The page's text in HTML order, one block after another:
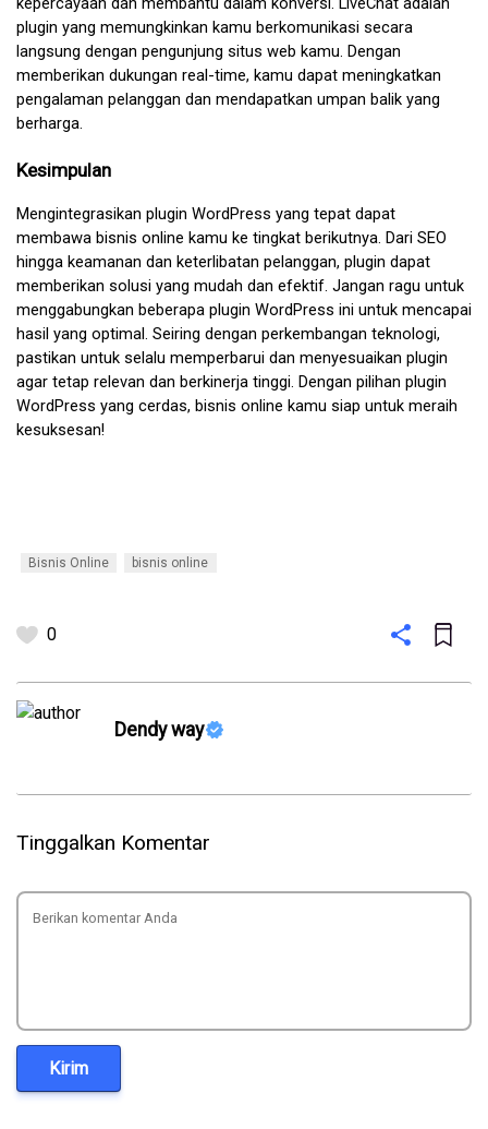
plugin yang memungkinkan kamu berkomunikasi secara
langsung dengan pengunjung situs web kamu. Dengan
memberikan dukungan real-time, kamu dapat meningkatkan
pengalaman pelanggan dan mendapatkan umpan balik yang
berharga.
Kesimpulan
Mengintegrasikan plugin WordPress yang tepat dapat
membawa bisnis online kamu ke tingkat berikutnya. Dari SEO
hingga keamanan dan keterlibatan pelanggan, plugin dapat
memberikan solusi yang mudah dan efektif. Jangan ragu untuk
menggabungkan beberapa plugin WordPress ini untuk mencapai
hasil yang optimal. Seiring dengan perkembangan teknologi,
pastikan untuk selalu memperbarui dan menyesuaikan plugin
agar tetap relevan dan berkinerja tinggi. Dengan pilihan plugin
WordPress yang cerdas, bisnis online kamu siap untuk meraih
kesuksesan!
Bisnis Online bisnis online
0
Dendy way
Tinggalkan Komentar
Kirim